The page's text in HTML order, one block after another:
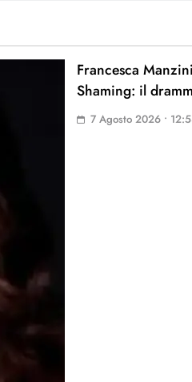
Francesca
Shaming: il
7 Agosto 2026 •